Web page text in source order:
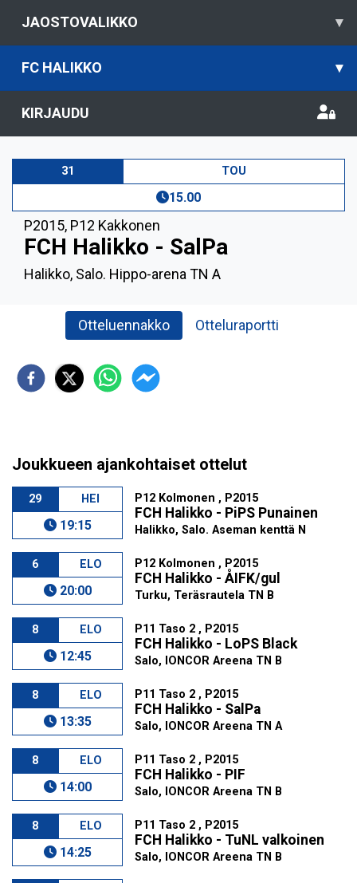
JAOSTOVALIKKO ▾
FC HALIKKO ▾
KIRJAUDU
31 TOU
15.00
P2015, P12 Kakkonen
FCH Halikko - SalPa
Halikko, Salo. Hippo-arena TN A
Otteluennakko Otteluraportti
Joukkueen ajankohtaiset ottelut
29 HEI
19:15
P12 Kolmonen , P2015
FCH Halikko - PiPS Punainen
Halikko, Salo. Aseman kenttä N
6 ELO
20:00
P12 Kolmonen , P2015
FCH Halikko - ÅIFK/gul
Turku, Teräsrautela TN B
8 ELO
12:45
P11 Taso 2 , P2015
FCH Halikko - LoPS Black
Salo, IONCOR Areena TN B
8 ELO
13:35
P11 Taso 2 , P2015
FCH Halikko - SalPa
Salo, IONCOR Areena TN A
8 ELO
14:00
P11 Taso 2 , P2015
FCH Halikko - PIF
Salo, IONCOR Areena TN B
8 ELO
14:25
P11 Taso 2 , P2015
FCH Halikko - TuNL valkoinen
Salo, IONCOR Areena TN B